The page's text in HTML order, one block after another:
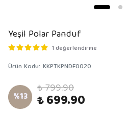
Yeşil Polar Panduf
1 değerlendirme
Ürün Kodu: KKPTKPNDF0020
%13 ₺ 799.90
₺ 699.90